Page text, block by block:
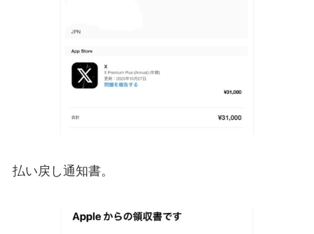
払い戻し通知書。